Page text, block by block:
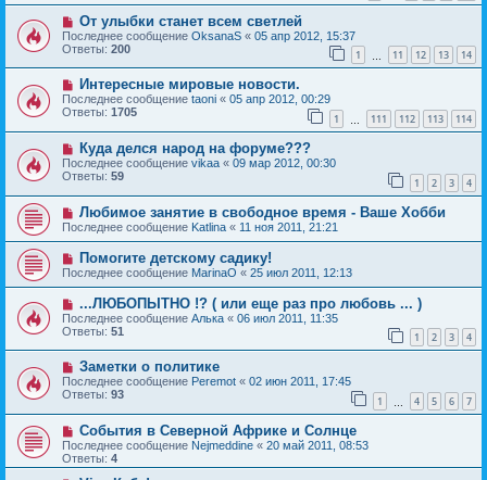
От улыбки станет всем светлей
Последнее сообщение OksanaS « 05 апр 2012, 15:37
Ответы: 200 1 11 12 13 14
Интересные мировые новости.
Последнее сообщение taoni « 05 апр 2012, 00:29
Ответы: 1705 1 111 112 113 114
Куда делся народ на форуме???
Последнее сообщение vikaa « 09 мар 2012, 00:30
Ответы: 59 1 2 3 4
Любимое занятие в свободное время - Ваше Хобби
Последнее сообщение Katlina « 11 ноя 2011, 21:21
Помогите детскому садику!
Последнее сообщение MarinaO « 25 июл 2011, 12:13
...ЛЮБОПЫТНО !? ( или еще раз про любовь ... )
Последнее сообщение Алька « 06 июл 2011, 11:35
Ответы: 51 1 2 3 4
Заметки о политике
Последнее сообщение Peremot « 02 июн 2011, 17:45
Ответы: 93 1 4 5 6 7
События в Северной Африке и Солнце
Последнее сообщение Nejmeddine « 20 май 2011, 08:53
Ответы: 4